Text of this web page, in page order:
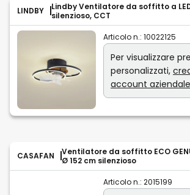
LINDBY
Lindby Ventilatore da soffitto a
silenzioso, CCT
Articolo n.: 10022125
Per visualizzare
personalizzati,
account aziendale
CASAFAN
Ventilatore da soffitto ECO
Ø 152 cm silenzioso
Articolo n.: 2015199